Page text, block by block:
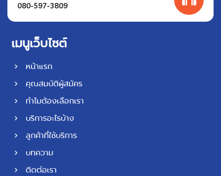
080-597-3809
เมนูเว็บไซต์
หน้าแรก
คุณสมบัติผู้สมัคร
ทำไมต้องเลือกเรา
บริการอะไรบ้าง
ลูกค้าที่ใช้บริการ
บทความ
ติดต่อเรา